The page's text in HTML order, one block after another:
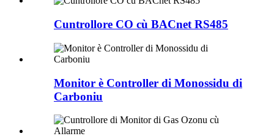
Cuntrollore CO cù BACnet RS485
Monitor è Controller di Monossidu di
Carboniu